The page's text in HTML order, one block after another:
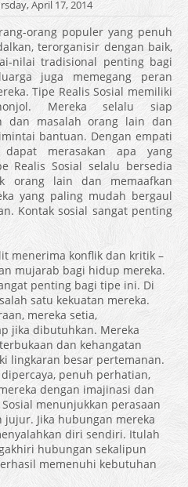
April 17, 2014
orang populer yang penuh
terorganisir dengan baik,
nilai tradisional penting bagi
juga memegang peran
Tipe Realis Sosial memiliki
Mereka selalu siap
dan masalah orang lain dan
bantuan. Dengan empati
merasakan apa yang
Realis Sosial selalu bersedia
orang lain dan memaafkan
yang paling mudah bergaul
Kontak sosial sangat penting
menerima konflik dan kritik –
mujarab bagi hidup mereka.
penting bagi tipe ini. Di
satu kekuatan mereka.
mereka setia,
jika dibutuhkan. Mereka
dan kehangatan
lingkaran besar pertemanan.
penuh perhatian,
dengan imajinasi dan
menunjukkan perasaan
Jika hubungan mereka
diri sendiri. Itulah
hubungan sekalipun
memenuhi kebutuhan